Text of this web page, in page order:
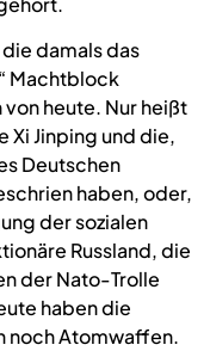
damals das
Machtblock
heute. Nur heißt
Xi Jinping und die,
Deutschen
haben, oder,
der sozialen
Russland, die
der Nato-Trolle
haben die
noch Atomwaffen.